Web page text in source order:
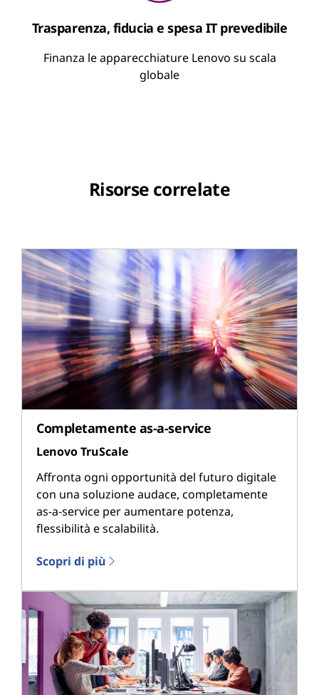
Trasparenza, fiducia e spesa IT prevedibile
Finanza le apparecchiature Lenovo su scala
globale
Risorse correlate
Completamente as-a-service
Lenovo TruScale
Affronta ogni opportunità del futuro digitale
con una soluzione audace, completamente
as-a-service per aumentare potenza,
flessibilità e scalabilità.
Scopri di più